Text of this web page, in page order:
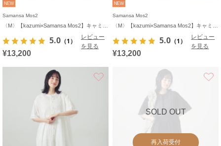
NEW
Samansa Mos2
5.0 （1）
レビュー
を見る
¥13,200
NEW
Samansa Mos2
5.0 （1）
レビュー
を見る
¥13,200
SOLD OUT
再入荷受付